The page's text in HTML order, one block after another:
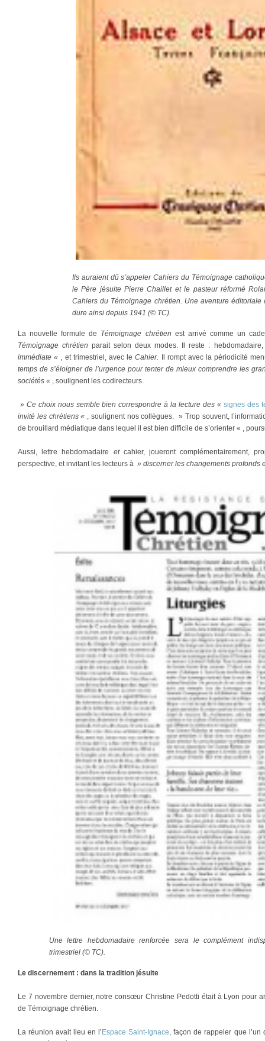
Ils auraient dû s’appeler Cahiers du Témoignage
le Père jésuite Pierre Chaillet et le pasteur réformé
Cahiers du Témoignage chrétien. Une aventure
dure ainsi depuis 1941 (© TC).
La nouvelle formule de Témoignage chrétien est arrivé comme un
Témoignage chrétien parait selon deux modes. Il reste :
immédiate «
, et trimestriel, avec leCahier. Il rompt avec la périodicité
temps de s’éloigner de l’urgence pour tenter de mieux comprendre les
sociétés «
, soulignent les codirecteurs.
» Ce choix nous semble bien correspondre à la lecture des « signes des
invité les chrétiens «
, soulignent nos collègues. » Trop souvent,
de brouillard médiatique dans lequel il est bien difficile de s’orienter « ,
Aussi, lettre hebdomadaire et cahier, joueront complémentairement,
perspective, et invitant les lecteurs à » discerner les changements profonds
Une lettre hebdomadaire renforcée sera le complément
trimestriel (© TC).
Le discernement : dans la tradition jésuite
Le 7 novembre dernier, notre consœur Christine Pedotti était à Lyon pour
de Témoignage chrétien.
La réunion avait lieu en l’Espace Saint-Ignace , façon de rappeler que